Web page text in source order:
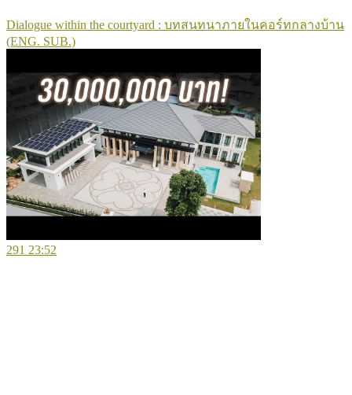
Dialogue within the courtyard : บทสนทนาภายในคอร์ทกลางบ้าน
(ENG. SUB.)
291 23:52